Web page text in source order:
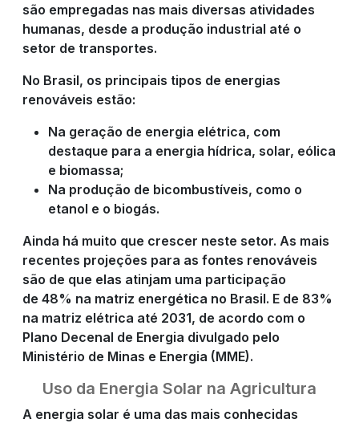
são empregadas nas mais diversas atividades
humanas, desde a produção industrial até o
setor de transportes.
No Brasil, os principais tipos de energias
renováveis estão:
Na geração de energia elétrica, com
destaque para a energia hídrica, solar, eólica
e biomassa;
Na produção de bicombustíveis, como o
etanol e o biogás.
Ainda há muito que crescer neste setor. As mais
recentes projeções para as fontes renováveis
são de que elas atinjam uma participação
de 48% na matriz energética no Brasil. E de 83%
na matriz elétrica até 2031, de acordo com o
Plano Decenal de Energia divulgado pelo
Ministério de Minas e Energia (MME).
Uso da Energia Solar na Agricultura
A energia solar é uma das mais conhecidas